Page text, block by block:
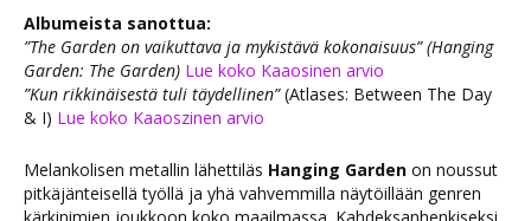
Albumeista sanottua:
”The Garden on vaikuttava ja mykistävä kokonaisuus” (Hanging
Garden: The Garden) Lue koko Kaaosinen arvio
”Kun rikkinäisestä tuli täydellinen”(Atlases: Between The Day
& I) Lue koko Kaaoszinen arvio
Melankolisen metallin lähettiläs Hanging Garden on noussut
pitkäjänteisellä työllä ja yhä vahvemmilla näytöillään genren